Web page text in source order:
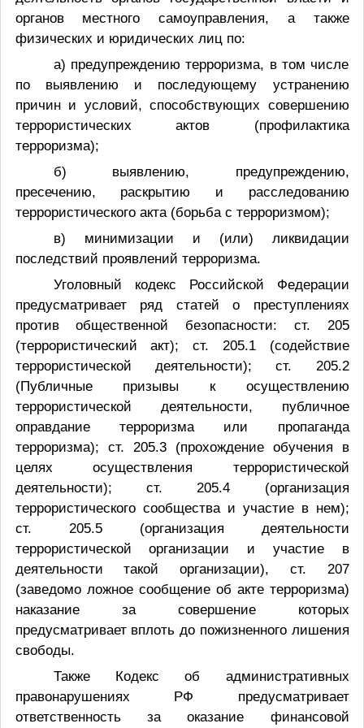
органов местного самоуправления, а также
физических и юридических лиц по:
а) предупреждению терроризма, в том числе
по выявлению и последующему устранению
причин и условий, способствующих совершению
террористических актов (профилактика
терроризма);
б) выявлению, предупреждению,
пресечению, раскрытию и расследованию
террористического акта (борьба с терроризмом);
в) минимизации и (или) ликвидации
последствий проявлений терроризма.
Уголовный кодекс Российской Федерации
предусматривает ряд статей о преступлениях
против общественной безопасности: ст. 205
(террористический акт); ст. 205.1 (содействие
террористической деятельности); ст. 205.2
(Публичные призывы к осуществлению
террористической деятельности, публичное
оправдание терроризма или пропаганда
терроризма); ст. 205.3 (прохождение обучения в
целях осуществления террористической
деятельности); ст. 205.4 (организация
террористического сообщества и участие в нем);
ст. 205.5 (организация деятельности
террористической организации и участие в
деятельности такой организации), ст. 207
(заведомо ложное сообщение об акте терроризма)
наказание за совершение которых
предусматривает вплоть до пожизненного лишения
свободы.
Также Кодекс об административных
правонарушениях РФ предусматривает
ответственность за оказание финансовой